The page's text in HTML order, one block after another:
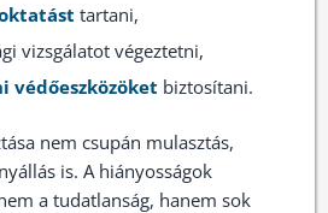
tartani,
vizsgálatot végeztetni,
védőeszközöket biztosítani.
nem csupán mulasztás,
is. A hiányosságok
a tudatlanság, hanem sok